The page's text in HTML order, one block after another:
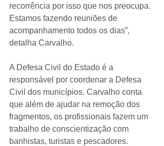
recorrência por isso que nos preocupa.
Estamos fazendo reuniões de
acompanhamento todos os dias”,
detalha Carvalho.
A Defesa Civil do Estado é a
responsável por coordenar a Defesa
Civil dos municípios. Carvalho conta
que além de ajudar na remoção dos
fragmentos, os profissionais fazem um
trabalho de conscientização com
banhistas, turistas e pescadores.